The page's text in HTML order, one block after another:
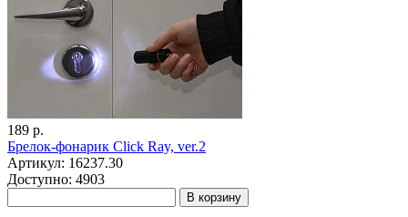
189 р.
Брелок-фонарик Click Ray, ver.2
Артикул: 16237.30
Доступно: 4903
В корзину